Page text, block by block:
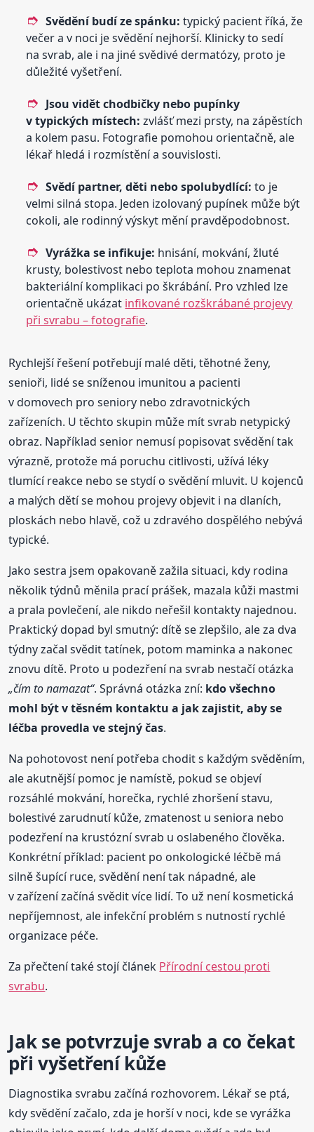
Svědění budí ze spánku: typický pacient říká, že
večer a v noci je svědění nejhorší. Klinicky to sedí
na svrab, ale i na jiné svědivé dermatózy, proto je
důležité vyšetření.
Jsou vidět chodbičky nebo pupínky
v typických místech: zvlášť mezi prsty, na zápěstích
a kolem pasu. Fotografie pomohou orientačně, ale
lékař hledá i rozmístění a souvislosti.
Svědí partner, děti nebo spolubydlící: to je
velmi silná stopa. Jeden izolovaný pupínek může být
cokoli, ale rodinný výskyt mění pravděpodobnost.
Vyrážka se infikuje: hnisání, mokvání, žluté
krusty, bolestivost nebo teplota mohou znamenat
bakteriální komplikaci po škrábání. Pro vzhled lze
orientačně ukázat infikované rozškrábané projevy
při svrabu – fotografie.
Rychlejší řešení potřebují malé děti, těhotné ženy,
senioři, lidé se sníženou imunitou a pacienti
v domovech pro seniory nebo zdravotnických
zařízeních. U těchto skupin může mít svrab netypický
obraz. Například senior nemusí popisovat svědění tak
výrazně, protože má poruchu citlivosti, užívá léky
tlumící reakce nebo se stydí o svědění mluvit. U kojenců
a malých dětí se mohou projevy objevit i na dlaních,
ploskách nebo hlavě, což u zdravého dospělého nebývá
typické.
Jako sestra jsem opakovaně zažila situaci, kdy rodina
několik týdnů měnila prací prášek, mazala kůži mastmi
a prala povlečení, ale nikdo neřešil kontakty najednou.
Praktický dopad byl smutný: dítě se zlepšilo, ale za dva
týdny začal svědit tatínek, potom maminka a nakonec
znovu dítě. Proto u podezření na svrab nestačí otázka
„čím to namazat“. Správná otázka zní: kdo všechno
mohl být v těsném kontaktu a jak zajistit, aby se
léčba provedla ve stejný čas.
Na pohotovost není potřeba chodit s každým svěděním,
ale akutnější pomoc je namístě, pokud se objeví
rozsáhlé mokvání, horečka, rychlé zhoršení stavu,
bolestivé zarudnutí kůže, zmatenost u seniora nebo
podezření na krustózní svrab u oslabeného člověka.
Konkrétní příklad: pacient po onkologické léčbě má
silně šupící ruce, svědění není tak nápadné, ale
v zařízení začíná svědit více lidí. To už není kosmetická
nepříjemnost, ale infekční problém s nutností rychlé
organizace péče.
Za přečtení také stojí článek Přírodní cestou proti
svrabu.
Jak se potvrzuje svrab a co čekat
při vyšetření kůže
Diagnostika svrabu začíná rozhovorem. Lékař se ptá,
kdy svědění začalo, zda je horší v noci, kde se vyrážka